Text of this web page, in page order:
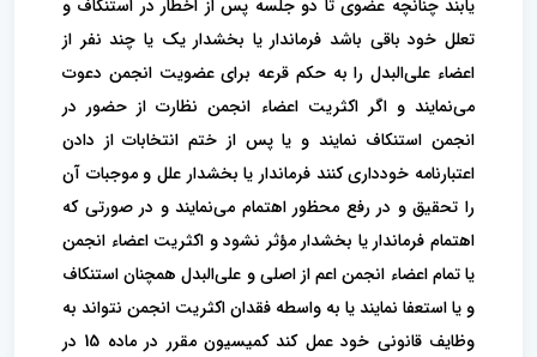
یابند چنانچه عضوی تا دو جلسه پس از اخطار در استنکاف و
تعلل خود باقی باشد فرماندار یا بخشدار یک یا چند نفر از
اعضاء علی‌البدل را به حکم قرعه برای عضویت انجمن دعوت
می‌نمایند و اگر اکثریت اعضاء‌ انجمن نظارت از حضور در
انجمن استنکاف نمایند و یا پس از ختم انتخابات از دادن
اعتبارنامه خودداری کنند فرماندار یا بخشدار علل و موجبات آن
را‌ تحقیق و در رفع محظور اهتمام می‌نمایند و در صورتی که
اهتمام فرماندار یا بخشدار مؤثر نشود و اکثریت اعضاء انجمن
یا تمام اعضاء انجمن اعم از‌ اصلی و علی‌البدل همچنان استنکاف
و یا استعفا نمایند یا به واسطه فقدان اکثریت انجمن نتواند به
وظایف قانونی خود عمل کند کمیسیون مقرر در ماده 15 در